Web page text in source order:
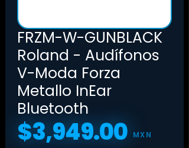
FRZM-W-GUNBLACK
Roland - Audífonos
V-Moda Forza
Metallo InEar
Bluetooth
$3,949.00 MXN